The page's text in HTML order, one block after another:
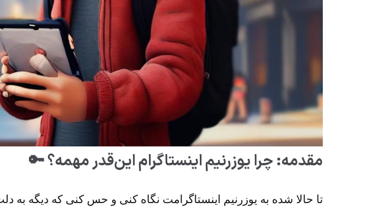
مقدمه: چرا یوزرنیم اینستاگرام این‌قدر مهمه؟ 🔑
تا حالا شده به یوزرنیم اینستاگرامت نگاه کنی و حس کنی که دیگه به